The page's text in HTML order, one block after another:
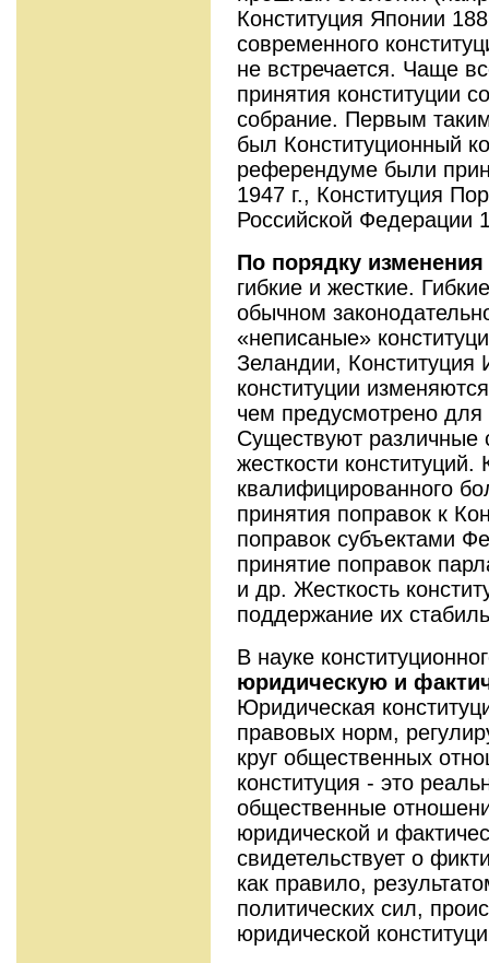
Конституция Японии
современного
не встречается. Чаще
принятия конституции
собрание. Первым
был Конституционный
референдуме были
1947 г., Конституция
Российской Федерации
По порядку изменения
гибкие и жесткие.
обычном
«неписаные»
Зеландии, Конституция
конституции
чем предусмотрено для
Существуют различные
жесткости
квалифицированного
принятия поправок к
поправок субъектами
принятие поправок
и др. Жесткость
поддержание их
В науке
юридическую и
Юридическая
правовых норм,
круг общественных
конституция - это
общественные
юридической и
свидетельствует о
как правило,
политических сил,
юридической